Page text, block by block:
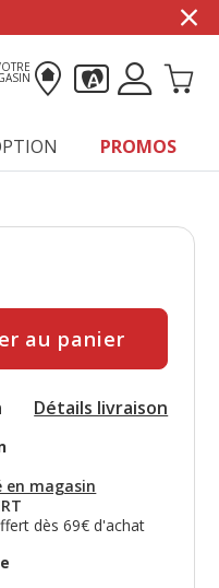
PROMOS
kg
au panier
Détails livraison
magasin
dès 69€ d'achat